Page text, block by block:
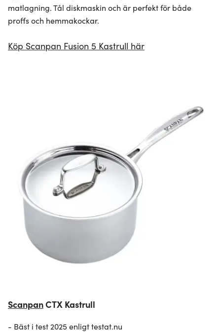
matlagning. Tål diskmaskin och är perfekt för både
proffs och hemmakockar.
Köp Scanpan Fusion 5 Kastrull här
ScanpanCTX Kastrull
- Bäst i test 2025 enligt testat.nu